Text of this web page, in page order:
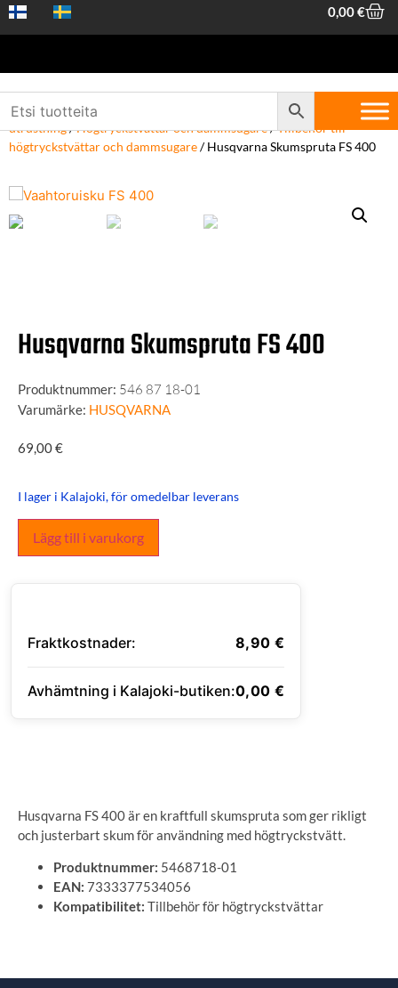
0,00€
Hem /Maskiner och verktyg
utrustning/Högtryckstvättar och dammsugare/Tillbehör till
högtryckstvättar och dammsugare/ Husqvarna Skumspruta FS 400
Husqvarna Skumspruta FS 400
Produktnummer: 546 87 18-01
Varumärke: HUSQVARNA
69,00€
I lager i Kalajoki, för omedelbar leverans
Lägg till i varukorg
Fraktkostnader: 8,90 €
Avhämtning i Kalajoki-butiken:0,00 €
Husqvarna FS 400 är en kraftfull skumspruta som ger rikligt
och justerbart skum för användning med högtryckstvätt.
Produktnummer: 5468718-01
EAN: 7333377534056
Kompatibilitet: Tillbehör för högtryckstvättar